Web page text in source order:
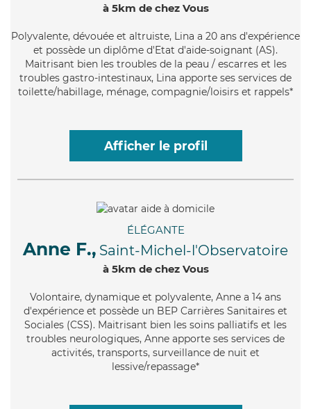
à 5km de chez Vous
Polyvalente, dévouée et altruiste, Lina a 20 ans d'expérience
et possède un diplôme d'Etat d'aide-soignant (AS).
Maitrisant bien les troubles de la peau / escarres et les
troubles gastro-intestinaux, Lina apporte ses services de
toilette/habillage, ménage, compagnie/loisirs et rappels*
Afficher le profil
ÉLÉGANTE
Anne F., Saint-Michel-l'Observatoire
à 5km de chez Vous
Volontaire, dynamique et polyvalente, Anne a 14 ans
d'expérience et possède un BEP Carrières Sanitaires et
Sociales (CSS). Maitrisant bien les soins palliatifs et les
troubles neurologiques, Anne apporte ses services de
activités, transports, surveillance de nuit et
lessive/repassage*